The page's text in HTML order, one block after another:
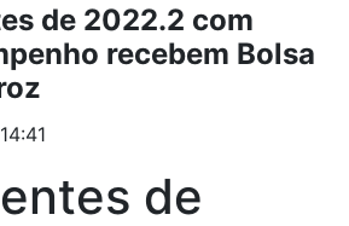
de 2022.2 com
recebem Bolsa
de